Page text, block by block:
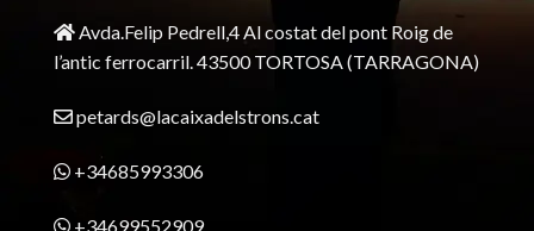
Avda.Felip Pedrell,4 Al costat del pont Roig de
l’antic ferrocarril.43500 TORTOSA(TARRAGONA)
petards@lacaixadelstrons.cat
+34685993306
+34699552909